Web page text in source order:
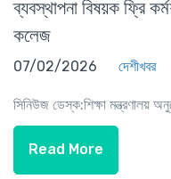
ব্যবস্থাপনা বিষয়ক ফ্রি
কলেজ
07/02/2026 দেশীখবর
সিনিউজ ডেস্ক:শিক্ষা মন্ত্রণালয়
Read More